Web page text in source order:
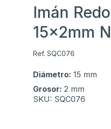
Imán
15x2mm
Ref. SQC076
Diámetro: 15 mm
Grosor: 2 mm
SKU: SQC076